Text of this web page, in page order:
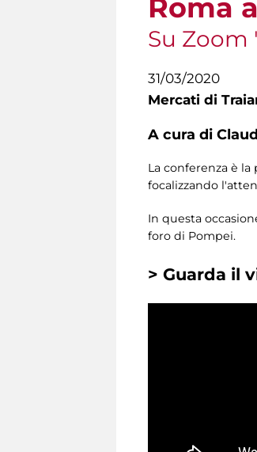
Roma
Su Zoom
31/03/2020
Mercati di
A cura di
La conferenza è
focalizzando
In questa
foro di Pompei.
> Guarda il